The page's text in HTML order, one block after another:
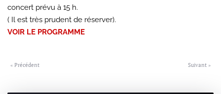
concert prévu à 15 h.
( Il est très prudent de réserver).
VOIR LE PROGRAMME
« Précédent Suivant »